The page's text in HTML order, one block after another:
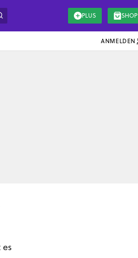
PLUS SHOP
ANMELDEN